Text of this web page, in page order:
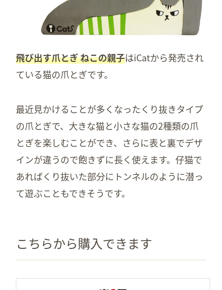
飛び出す爪とぎ ねこの親子はiCatから発売され
ている猫の爪とぎです。
最近見かけることが多くなったくり抜きタイプ
の爪とぎで、大きな猫と小さな猫の2種類の爪
とぎを楽しむことができ、さらに表と裏でデザ
インが違うので飽きずに長く使えます。仔猫で
あればくり抜いた部分にトンネルのように潜っ
て遊ぶこともできそうです。
こちらから購入できます